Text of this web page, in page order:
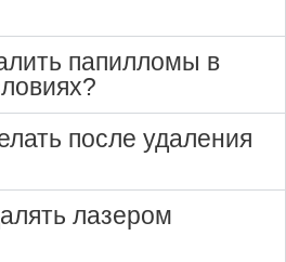
папилломы в
после удаления
лазером